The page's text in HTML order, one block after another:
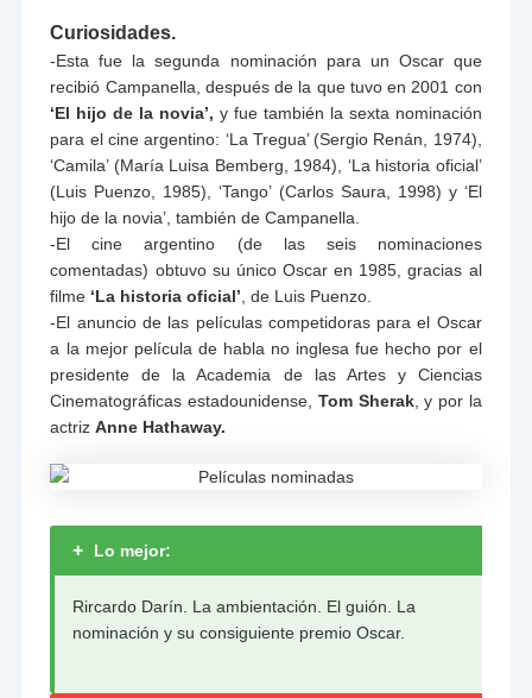
Curiosidades.
-Esta fue la segunda nominación para un Oscar que
recibió Campanella, después de la que tuvo en 2001 con
‘El hijo de la novia’, y fue también la sexta nominación
para el cine argentino: ‘La Tregua’ (Sergio Renán, 1974),
‘Camila’ (María Luisa Bemberg, 1984), ‘La historia oficial’
(Luis Puenzo, 1985), ‘Tango’ (Carlos Saura, 1998) y ‘El
hijo de la novia’, también de Campanella.
-El cine argentino (de las seis nominaciones
comentadas) obtuvo su único Oscar en 1985, gracias al
filme ‘La historia oficial’, de Luis Puenzo.
-El anuncio de las películas competidoras para el Oscar
a la mejor película de habla no inglesa fue hecho por el
presidente de la Academia de las Artes y Ciencias
Cinematográficas estadounidense, Tom Sherak, y por la
actrizAnne Hathaway.
+ Lo mejor:
Rircardo Darín. La ambientación. El guión. La
nominación y su consiguiente premio Oscar.